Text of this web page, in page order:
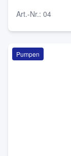
Art.-Nr.: 04
Pumpen